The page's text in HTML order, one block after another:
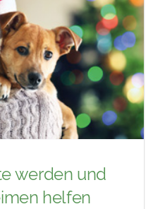
werden und
helfen